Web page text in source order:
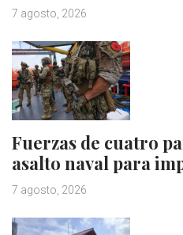
7 agosto, 2026
Fuerzas de cuatro
asalto naval para
7 agosto, 2026